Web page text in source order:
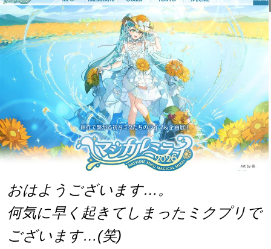
おはようございます…。
何気に早く起きてしまったミクプリで
ございます…(笑)